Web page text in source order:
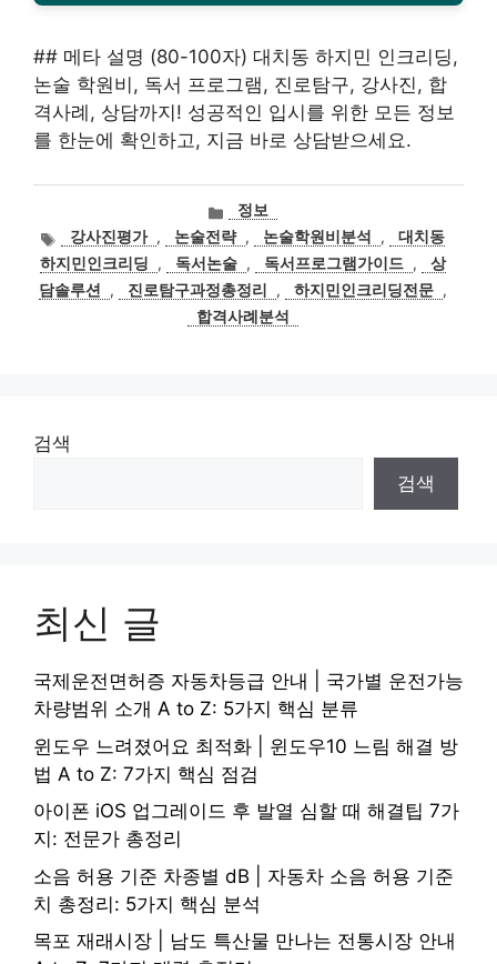
## 메타 설명 (80-100자) 대치동 하지민 인크리딩,
논술 학원비, 독서 프로그램, 진로탐구, 강사진, 합
격사례, 상담까지! 성공적인 입시를 위한 모든 정보
를 한눈에 확인하고, 지금 바로 상담받으세요.
카
테
고
리
정보
태
그
강사진평가 , 논술전략 , 논술학원비분석 ,
대치동
하지민인크리딩
, 독서논술 , 독서프로그램가이드 ,
상
담솔루션
, 진로탐구과정총정리 , 하지민인크리딩전문 ,
합격사례분석
검색
검색
최신 글
국제운전면허증 자동차등급 안내 | 국가별 운전가능
차량범위 소개 A to Z: 5가지 핵심 분류
윈도우 느려졌어요 최적화 | 윈도우10 느림 해결 방
법 A to Z: 7가지 핵심 점검
아이폰 iOS 업그레이드 후 발열 심할 때 해결팁 7가
지: 전문가 총정리
소음 허용 기준 차종별 dB | 자동차 소음 허용 기준
치 총정리: 5가지 핵심 분석
목포 재래시장 | 남도 특산물 만나는 전통시장 안내